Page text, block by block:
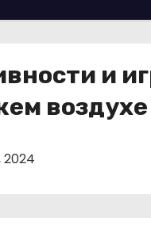
и
воздухе
2024